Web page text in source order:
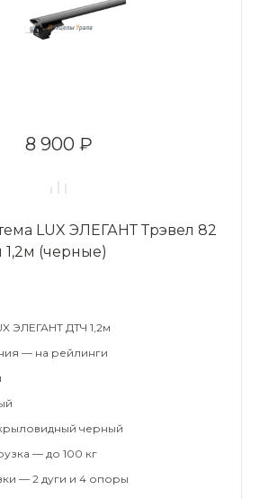
8 900 ₽
LUX ЭЛЕГАНТ Трэвел 82
(черные)
ЭЛЕГАНТ ДТЧ 1,2м
— на рейлинги
черный
— до 100 кг
— 2 дуги и 4 опоры